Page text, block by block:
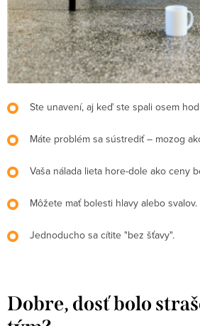
Ste unavení, aj keď ste spali osem
Máte problém sa sústrediť – mozog
Vaša nálada lieta hore-dole ako ceny
Môžete mať bolesti hlavy alebo svalov.
Jednoducho sa cítite "bez šťavy".
Dobre, dosť bolo